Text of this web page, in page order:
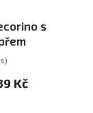
s
Kč